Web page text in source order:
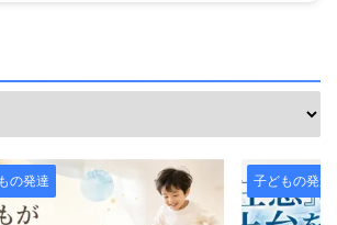
の発達 子どもの発達